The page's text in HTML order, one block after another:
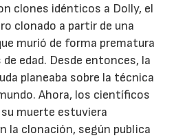
clones idénticos a Dolly, el
clonado a partir de una
murió de forma prematura
edad. Desde entonces, la
planeaba sobre la técnica
Ahora, los científicos
muerte estuviera
la clonación, según publica